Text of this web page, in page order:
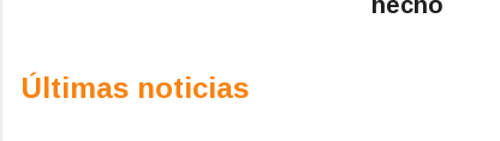
Últimas noticias